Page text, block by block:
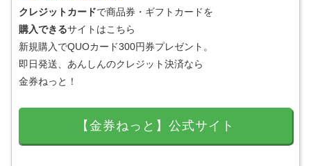
クレジットカードで商品券・ギフトカードを
購入できるサイトはこちら
新規購入でQUOカード300円券プレゼント。
即日発送、あんしんのクレジット決済なら
金券ねっと！
【金券ねっと】公式サイト